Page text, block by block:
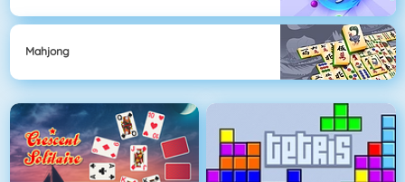
Mahjong